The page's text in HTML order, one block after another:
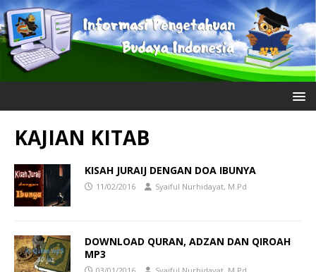
KAJIAN KITAB
KISAH JURAIJ DENGAN DOA IBUNYA
11/02/2016 Syaiful Nurhidayat, M.Pd
DOWNLOAD QURAN, ADZAN DAN QIROAH
MP3